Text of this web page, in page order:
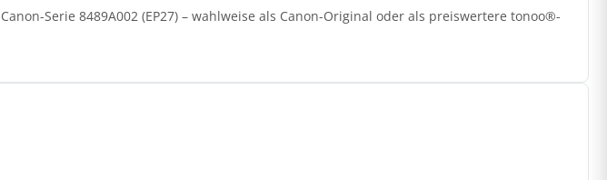
Serie 8489A002 (EP27) – wahlweise als Canon-Original oder als preiswertere tonoo®-